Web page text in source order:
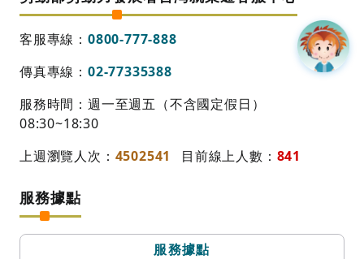
客服專線： 0800-777-888
傳真專線： 02-77335388
服務時間：週一至週五（不含國定假日）
08:30~18:30
上週瀏覽人次： 4502541 目前線上人數： 841
服務據點
服務據點